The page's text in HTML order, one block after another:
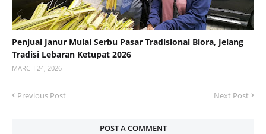
Penjual Janur Mulai Serbu Pasar Tradisional Blora, Jelang
Tradisi Lebaran Ketupat 2026
MARCH 24, 2026
Previous Post Next Post
POST A COMMENT